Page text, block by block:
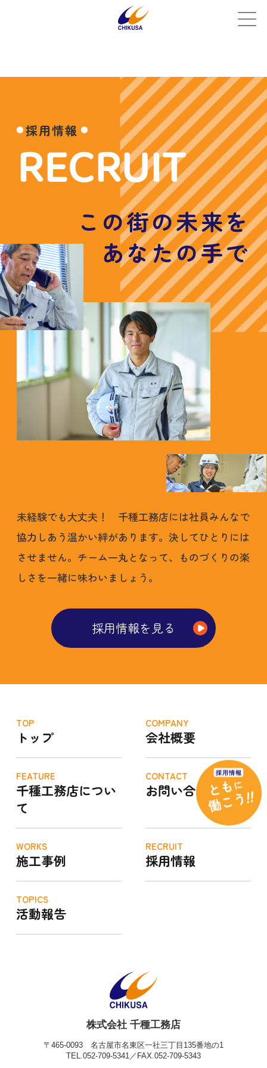
採用情報
RECRUIT
この街の未来を
あなたの手で
未経験でも大丈夫！ 千種工務店には社員みんなで
協力しあう温かい絆があります。決してひとりには
させません。チーム一丸となって、ものづくりの楽
しさを一緒に味わいましょう。
採用情報を見る
TOP
トップ
COMPANY
会社概要
FEATURE
千種工務店につい
て
CONTACT
お問い合わせ
WORKS
施工事例
RECRUIT
採用情報
TOPICS
活動報告
株式会社 千種工務店
〒465-0093 名古屋市名東区一社三丁目135番地の1
TEL.052-709-5341／FAX.052-709-5343